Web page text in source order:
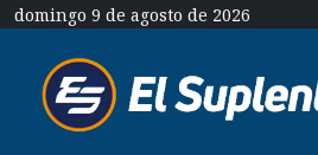
domingo 9 de agosto de 2026